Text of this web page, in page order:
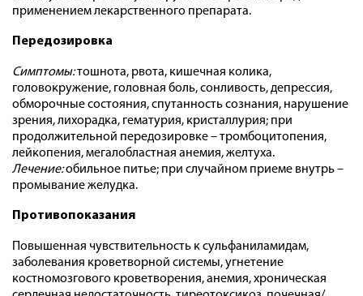
применением лекарственного препарата.
Передозировка
Симптомы:тошнота, рвота, кишечная колика,
головокружение, головная боль, сонливость, депрессия,
обморочные состояния, спутанность сознания, нарушение
зрения, лихорадка, гематурия, кристаллурия; при
продолжительной передозировке – тромбоцитопения,
лейкопения, мегалобластная анемия, желтуха.
Лечение:обильное питье; при случайном приеме внутрь –
промывание желудка.
Противопоказания
Повышенная чувствительность к сульфаниламидам,
заболевания кроветворной системы, угнетение
костномозгового кроветворения, анемия, хроническая